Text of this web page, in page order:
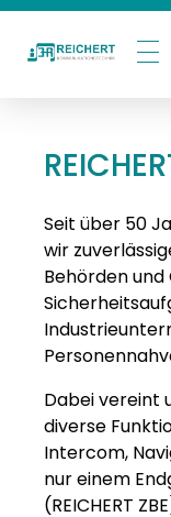
Seit über 50
wir
Behörden
Dabei vereint
diverse
Intercom,
nur einem
(REICHERT